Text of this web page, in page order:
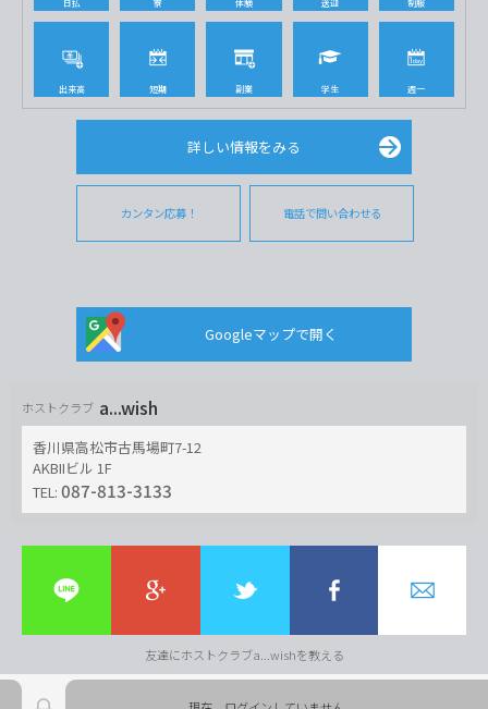
日払 寮 体験 送迎 制服
出来高 短期 副業 学生 週一
詳しい情報をみる
カンタン応募！ 電話で問い合わせる
Googleマップで開く
ホストクラブ a...wish
香川県高松市古馬場町7-12
AKBIIビル 1F
TEL: 087-813-3133
友達にホストクラブa...wishを教える